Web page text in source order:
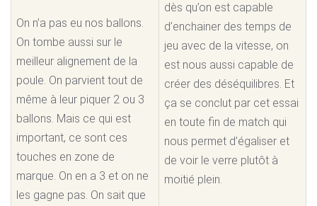
On n’a pas eu nos ballons.
On tombe aussi sur le
meilleur alignement de la
poule. On parvient tout de
même à leur piquer 2 ou 3
ballons. Mais ce qui est
important, ce sont ces
touches en zone de
marque. On en a 3 et on ne
les gagne pas. On sait que
dès qu’on est capable
d’enchainer des temps de
jeu avec de la vitesse, on
est nous aussi capable de
créer des déséquilibres. Et
ça se conclut par cet essai
en toute fin de match qui
nous permet d’égaliser et
de voir le verre plutôt à
moitié plein.